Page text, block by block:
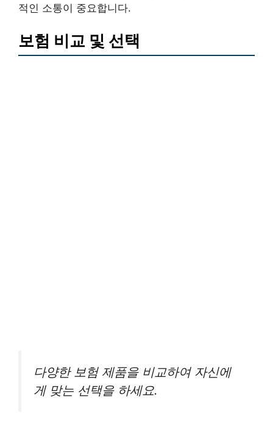
적인 소통이 중요합니다.
보험 비교 및 선택
다양한 보험 제품을 비교하여 자신에
게 맞는 선택을 하세요.